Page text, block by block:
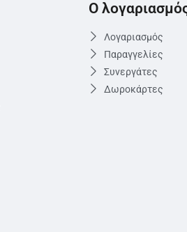
Ο
Λογαριασμός
Παραγγελίες
Συνεργάτες
Δωροκάρτες